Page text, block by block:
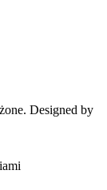
Designed by